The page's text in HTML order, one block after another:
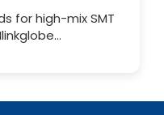
for high-mix SMT